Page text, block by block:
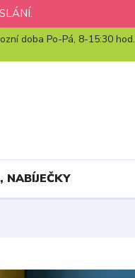
doba Po-Pá, 8-15:30 hod.
NABÍJEČKY